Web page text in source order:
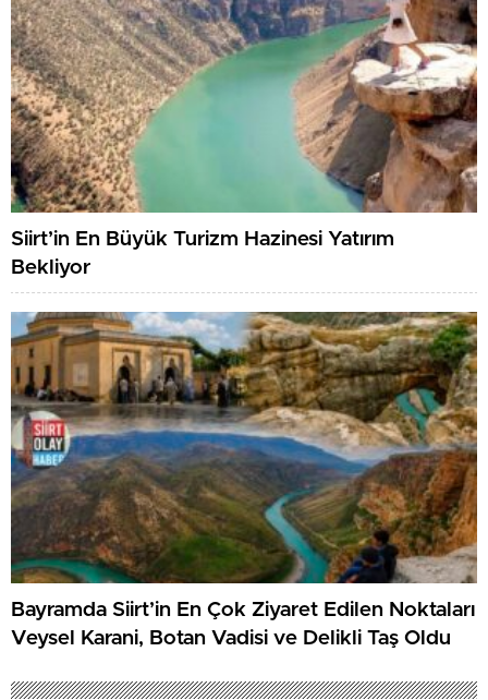
Siirt’in En Büyük Turizm Hazinesi Yatırım
Bekliyor
Bayramda Siirt’in En Çok Ziyaret Edilen Noktaları
Veysel Karani, Botan Vadisi ve Delikli Taş Oldu